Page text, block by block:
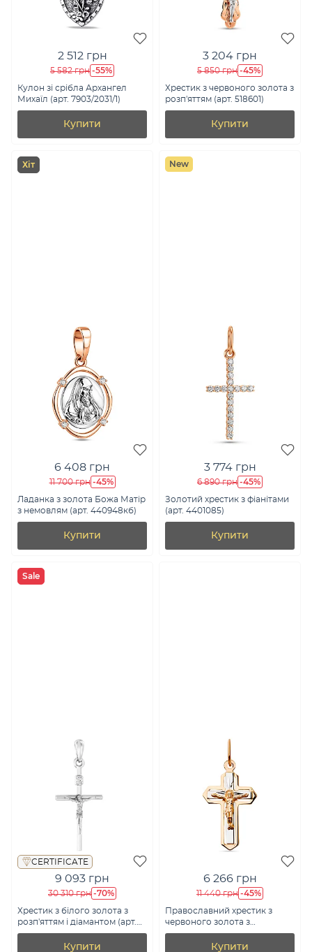
2 512 грн
5 582 грн -55%
Кулон зі срібла Архангел
Михаїл (арт. 7903/2031/1)
Купити
3 204 грн
5 850 грн -45%
Хрестик з червоного золота з
розп'яттям (арт. 518601)
Купити
Хіт
6 408 грн
11 700 грн -45%
Ладанка з золота Божа Матір
з немовлям (арт. 440948кб)
Купити
New
3 774 грн
6 890 грн -45%
Золотий хрестик з фіанітами
(арт. 4401085)
Купити
Sale
CERTIFICATE
9 093 грн
30 310 грн -70%
Хрестик з білого золота з
розп'яттям і діамантом (арт.
П011175б)
Купити
6 266 грн
11 440 грн -45%
Православний хрестик з
червоного золота з
розп'яттям (арт. 521000)
Купити